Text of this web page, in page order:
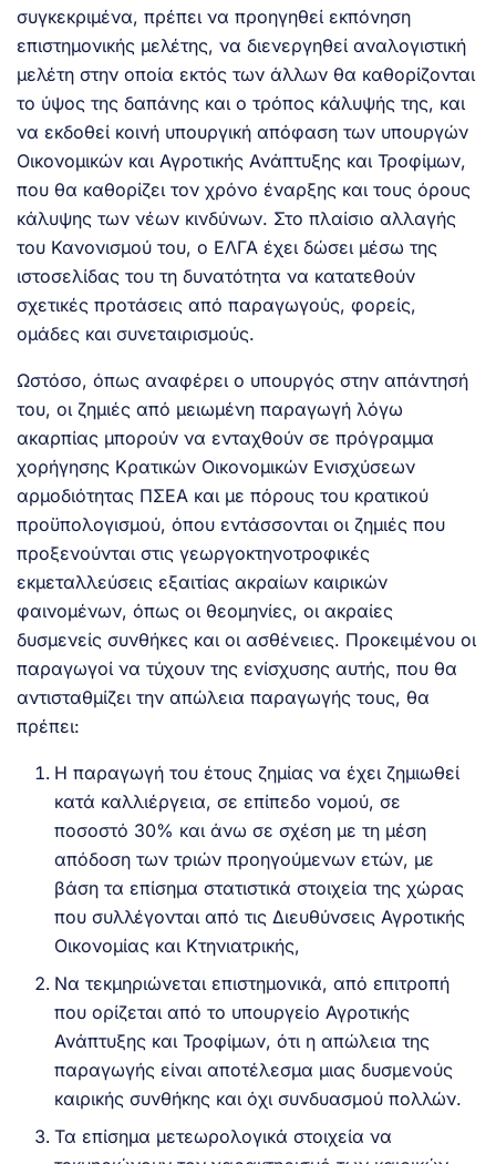
συγκεκριμένα, πρέπει να προηγηθεί εκπόνηση
επιστημονικής μελέτης, να διενεργηθεί αναλογιστική
μελέτη στην οποία εκτός των άλλων θα καθορίζονται
το ύψος της δαπάνης και ο τρόπος κάλυψής της, και
να εκδοθεί κοινή υπουργική απόφαση των υπουργών
Οικονομικών και Αγροτικής Ανάπτυξης και Τροφίμων,
που θα καθορίζει τον χρόνο έναρξης και τους όρους
κάλυψης των νέων κινδύνων. Στο πλαίσιο αλλαγής
του Κανονισμού του, ο ΕΛΓΑ έχει δώσει μέσω της
ιστοσελίδας του τη δυνατότητα να κατατεθούν
σχετικές προτάσεις από παραγωγούς, φορείς,
ομάδες και συνεταιρισμούς.
Ωστόσο, όπως αναφέρει ο υπουργός στην απάντησή
του, οι ζημιές από μειωμένη παραγωγή λόγω
ακαρπίας μπορούν να ενταχθούν σε πρόγραμμα
χορήγησης Κρατικών Οικονομικών Ενισχύσεων
αρμοδιότητας ΠΣΕΑ και με πόρους του κρατικού
προϋπολογισμού, όπου εντάσσονται οι ζημιές που
προξενούνται στις γεωργοκτηνοτροφικές
εκμεταλλεύσεις εξαιτίας ακραίων καιρικών
φαινομένων, όπως οι θεομηνίες, οι ακραίες
δυσμενείς συνθήκες και οι ασθένειες. Προκειμένου οι
παραγωγοί να τύχουν της ενίσχυσης αυτής, που θα
αντισταθμίζει την απώλεια παραγωγής τους, θα
πρέπει:
Η παραγωγή του έτους ζημίας να έχει ζημιωθεί
κατά καλλιέργεια, σε επίπεδο νομού, σε
ποσοστό 30% και άνω σε σχέση με τη μέση
απόδοση των τριών προηγούμενων ετών, με
βάση τα επίσημα στατιστικά στοιχεία της χώρας
που συλλέγονται από τις Διευθύνσεις Αγροτικής
Οικονομίας και Κτηνιατρικής,
Να τεκμηριώνεται επιστημονικά, από επιτροπή
που ορίζεται από το υπουργείο Αγροτικής
Ανάπτυξης και Τροφίμων, ότι η απώλεια της
παραγωγής είναι αποτέλεσμα μιας δυσμενούς
καιρικής συνθήκης και όχι συνδυασμού πολλών.
Τα επίσημα μετεωρολογικά στοιχεία να